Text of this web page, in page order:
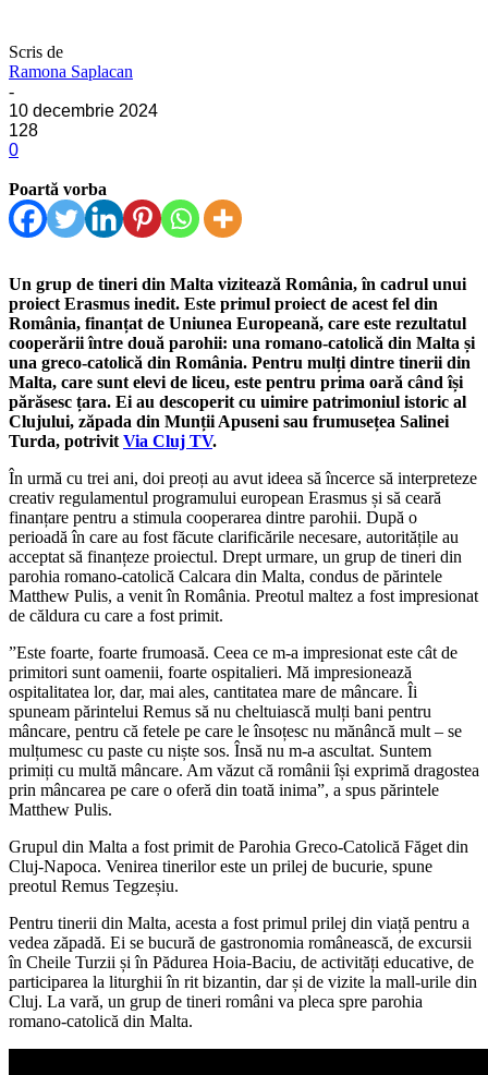
Scris de
Ramona Saplacan
-
10 decembrie 2024
128
0
Poartă vorba
Un grup de tineri din Malta vizitează România, în cadrul unui
proiect Erasmus inedit. Este primul proiect de acest fel din
România, finanțat de Uniunea Europeană, care este rezultatul
cooperării între două parohii: una romano-catolică din Malta și
una greco-catolică din România. Pentru mulți dintre tinerii din
Malta, care sunt elevi de liceu, este pentru prima oară când își
părăsesc țara. Ei au descoperit cu uimire patrimoniul istoric al
Clujului, zăpada din Munții Apuseni sau frumusețea Salinei
Turda, potrivit Via Cluj TV.
În urmă cu trei ani, doi preoți au avut ideea să încerce să interpreteze
creativ regulamentul programului european Erasmus și să ceară
finanțare pentru a stimula cooperarea dintre parohii. După o
perioadă în care au fost făcute clarificările necesare, autoritățile au
acceptat să finanțeze proiectul. Drept urmare, un grup de tineri din
parohia romano-catolică Calcara din Malta, condus de părintele
Matthew Pulis, a venit în România. Preotul maltez a fost impresionat
de căldura cu care a fost primit.
”Este foarte, foarte frumoasă. Ceea ce m-a impresionat este cât de
primitori sunt oamenii, foarte ospitalieri. Mă impresionează
ospitalitatea lor, dar, mai ales, cantitatea mare de mâncare. Îi
spuneam părintelui Remus să nu cheltuiască mulți bani pentru
mâncare, pentru că fetele pe care le însoțesc nu mănâncă mult – se
mulțumesc cu paste cu niște sos. Însă nu m-a ascultat. Suntem
primiți cu multă mâncare. Am văzut că românii își exprimă dragostea
prin mâncarea pe care o oferă din toată inima”, a spus părintele
Matthew Pulis.
Grupul din Malta a fost primit de Parohia Greco-Catolică Făget din
Cluj-Napoca. Venirea tinerilor este un prilej de bucurie, spune
preotul Remus Tegzeșiu.
Pentru tinerii din Malta, acesta a fost primul prilej din viață pentru a
vedea zăpadă. Ei se bucură de gastronomia românească, de excursii
în Cheile Turzii și în Pădurea Hoia-Baciu, de activități educative, de
participarea la liturghii în rit bizantin, dar și de vizite la mall-urile din
Cluj. La vară, un grup de tineri români va pleca spre parohia
romano-catolică din Malta.